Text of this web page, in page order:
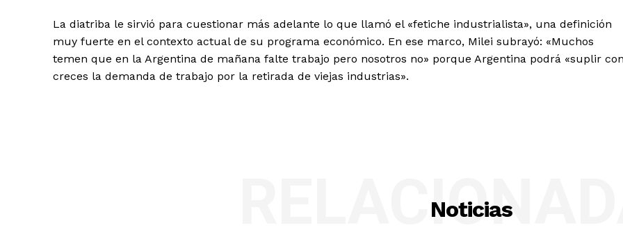
La diatriba le sirvió para cuestionar más adelante lo que llamó el «fetiche industrialista», una definición
muy fuerte en el contexto actual de su programa económico. En ese marco, Milei subrayó: «Muchos
temen que en la Argentina de mañana falte trabajo pero nosotros no» porque Argentina podrá «suplir con
creces la demanda de trabajo por la retirada de viejas industrias».
Noticias